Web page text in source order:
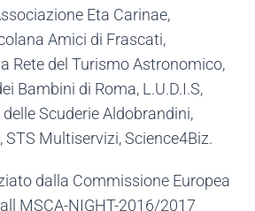
Eta Carinae,
Amici di Frascati,
Rete del Turismo Astronomico,
Bambini di Roma, L.U.D.I.S,
Scuderie Aldobrandini,
STS Multiservizi, Science4Biz.
dalla Commissione Europea
MSCA-NIGHT-2016/2017